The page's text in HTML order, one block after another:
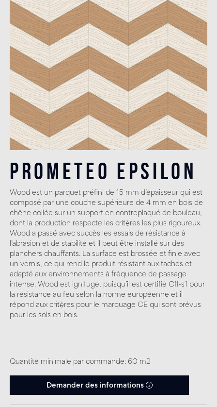
Prometeo Epsilon
Wood est un parquet préfini de 15 mm d’épaisseur qui est
composé par une couche supérieure de 4 mm en bois de
chêne collée sur un support en contreplaqué de bouleau,
dont la production respecte les critères les plus rigoureux.
Wood a passé avec succès les essais de résistance à
l’abrasion et de stabilité et il peut être installé sur des
planchers chauffants. La surface est brossée et finie avec
un vernis, ce qui rend le produit résistant aux taches et
adapté aux environnements à fréquence de passage
intense. Wood est ignifuge, puisqu’il est certifié Cfl-s1 pour
la résistance au feu selon la norme européenne et il
répond aux critères pour le marquage CE qui sont prévus
pour les sols en bois.
Quantité minimale par commande: 60 m2
Demander des informations